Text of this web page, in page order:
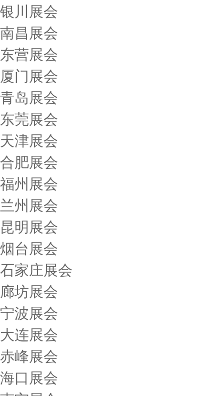
银川展会
南昌展会
东营展会
厦门展会
青岛展会
东莞展会
天津展会
合肥展会
福州展会
兰州展会
昆明展会
烟台展会
石家庄展会
廊坊展会
宁波展会
大连展会
赤峰展会
海口展会